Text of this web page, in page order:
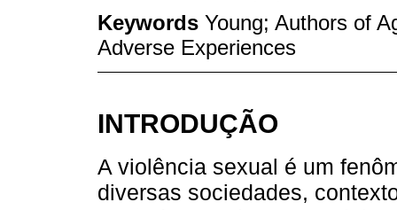
Keywords Young; Authors of
Adverse Experiences
INTRODUÇÃO
A violência sexual é um
diversas sociedades,